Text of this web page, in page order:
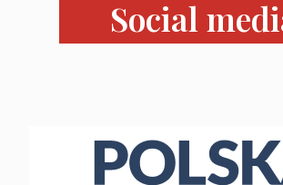
Social